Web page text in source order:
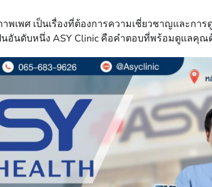
เพศ เป็นเรื่องที่ต้องการความเชี่ยวชาญและกา
อันดับหนึ่ง ASY Clinic คือคำตอบที่พร้อมดูแลคุณ